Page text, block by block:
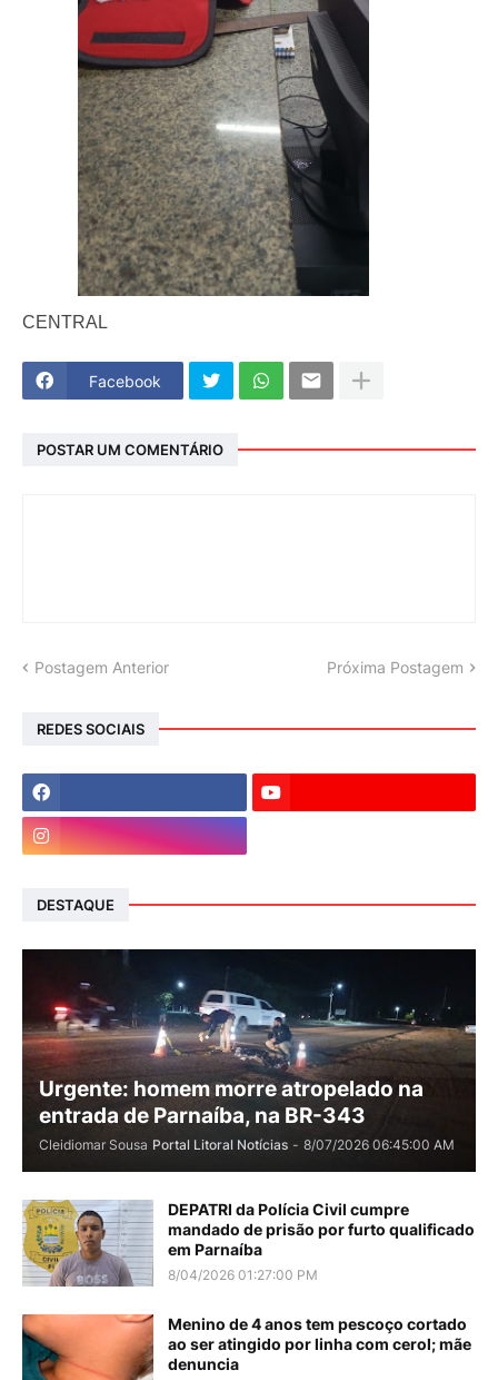
CENTRAL
Facebook
POSTAR UM COMENTÁRIO
Postagem Anterior Próxima Postagem
REDES SOCIAIS
DESTAQUE
Urgente: homem morre atropelado na
entrada de Parnaíba, na BR-343
Cleidiomar Sousa Portal Litoral Notícias - 8/07/2026 06:45:00 AM
DEPATRI da Polícia Civil cumpre
mandado de prisão por furto qualificado
em Parnaíba
8/04/2026 01:27:00 PM
Menino de 4 anos tem pescoço cortado
ao ser atingido por linha com cerol; mãe
denuncia